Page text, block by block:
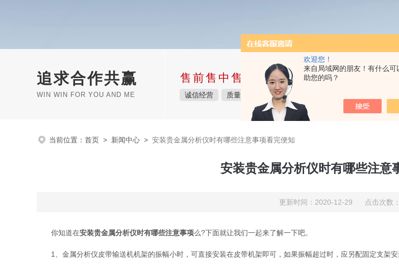
欢迎您！
来自局域网的朋友！有什么可
助您的吗？
追求合作共赢
WIN WIN FOR YOU AND ME
售前售中售后完整的服务体系
诚信经营 质量保障 价格实惠
当前位置： 首页 > 新闻中心 > 安装贵金属分析仪时有哪些注意事项看完便知
安装贵金属分析仪时有哪些注意
更新时间：2020-12-29 点击次数
你知道在安装贵金属分析仪时有哪些注意事项么?下面就让我们一起来了解一下吧。
1、金属分析仪皮带输送机机架的振幅小时，可直接安装在皮带机架即可，如果振幅超过时，应另配固定支架安